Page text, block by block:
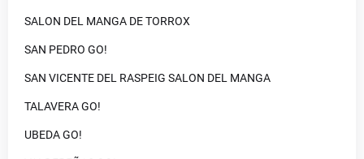
SALON DEL MANGA DE TORROX
SAN PEDRO GO!
SAN VICENTE DEL RASPEIG SALON DEL MANGA
TALAVERA GO!
UBEDA GO!